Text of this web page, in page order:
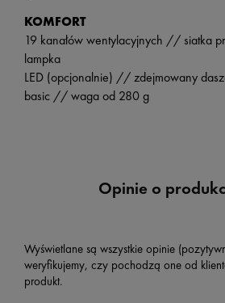
KOMFORT
19 kanałów wentylacyjnych // siatka
lampka
LED (opcjonalnie) // zdejmowany
basic // waga od 280 g
Opinie o
Wyświetlane są wszystkie opinie
weryfikujemy, czy pochodzą one od
produkt.